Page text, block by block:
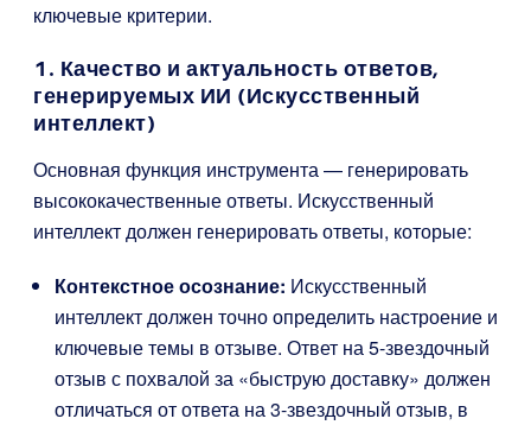
ключевые критерии.
1. Качество и актуальность ответов,
генерируемых ИИ (Искусственный
интеллект)
Основная функция инструмента — генерировать
высококачественные ответы. Искусственный
интеллект должен генерировать ответы, которые:
Контекстное осознание: Искусственный
интеллект должен точно определить настроение и
ключевые темы в отзыве. Ответ на 5-звездочный
отзыв с похвалой за «быструю доставку» должен
отличаться от ответа на 3-звездочный отзыв, в